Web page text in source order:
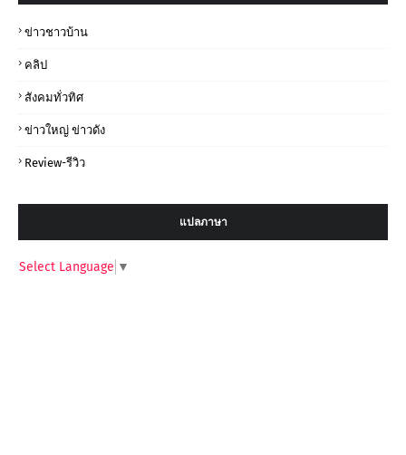
ข่าวชาวบ้าน
คลิป
สังคมทั่วทิศ
ข่าวใหญ่ ข่าวดัง
Review-รีวิว
แปลภาษา
Select Language ▼